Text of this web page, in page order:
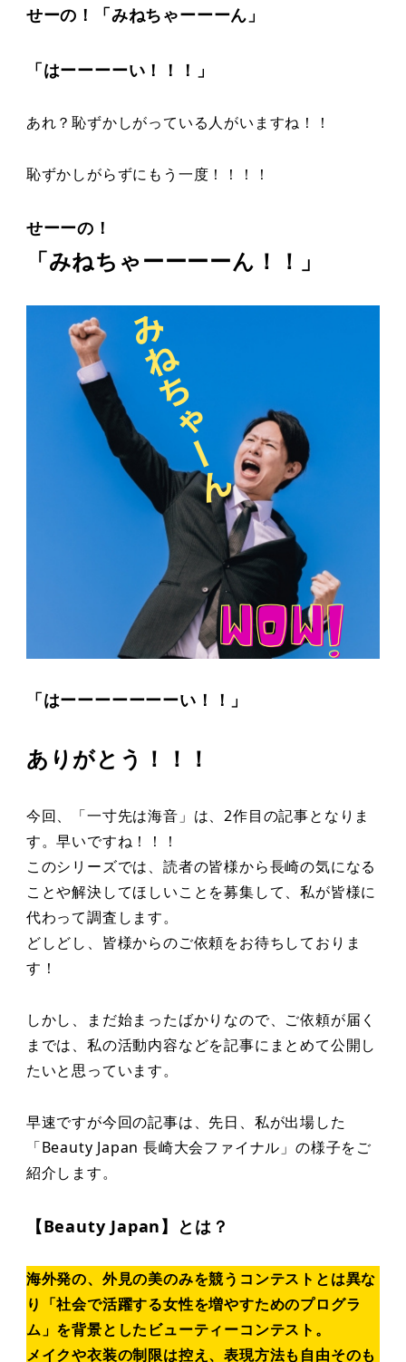
せーの！「みねちゃーーーん」
「はーーーーい！！！」
あれ？恥ずかしがっている人がいますね！！
恥ずかしがらずにもう一度！！！！
せーーの！
「みねちゃーーーーん！！」
「はーーーーーーーい！！」
ありがとう！！！
今回、「一寸先は海音」は、2作目の記事となりま
す。早いですね！！！
このシリーズでは、読者の皆様から長崎の気になる
ことや解決してほしいことを募集して、私が皆様に
代わって調査します。
どしどし、皆様からのご依頼をお待ちしておりま
す！
しかし、まだ始まったばかりなので、ご依頼が届く
までは、私の活動内容などを記事にまとめて公開し
たいと思っています。
早速ですが今回の記事は、先日、私が出場した
「Beauty Japan 長崎大会ファイナル」の様子をご
紹介します。
【Beauty Japan】とは？
海外発の、外見の美のみを競うコンテストとは異な
り「社会で活躍する女性を増やすためのプログラ
ム」を背景としたビューティーコンテスト。
メイクや衣装の制限は控え、表現方法も自由そのも